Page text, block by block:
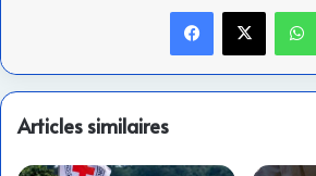
Facebook
X
Articles similaires